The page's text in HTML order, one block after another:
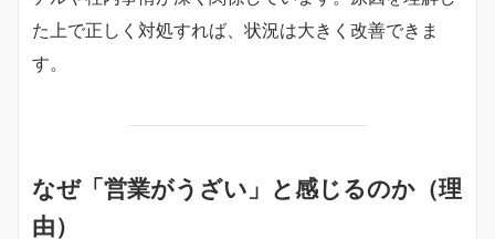
た上で正しく対処すれば、状況は大きく改善できま
す。
なぜ「営業がうざい」と感じるのか（理
由）